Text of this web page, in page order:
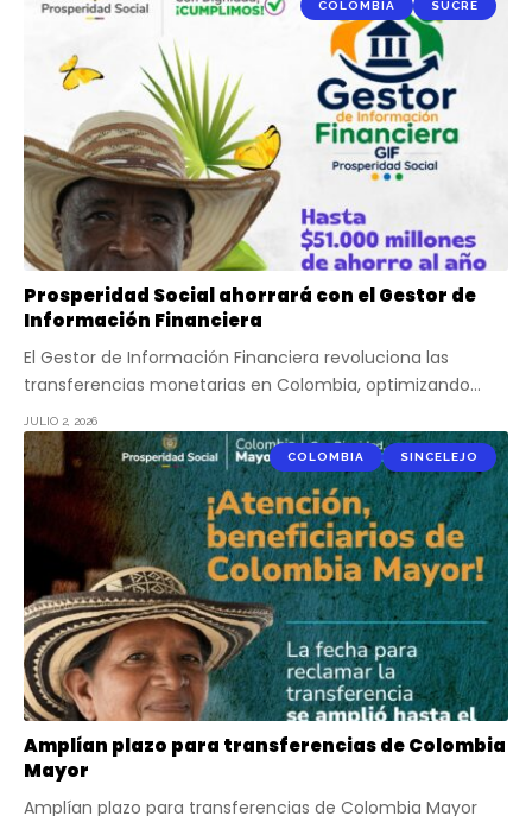
COLOMBIA SUCRE
Prosperidad Social ahorrará con el Gestor de
Información Financiera
El Gestor de Información Financiera revoluciona las
transferencias monetarias en Colombia, optimizando…
JULIO 2, 2026
COLOMBIA SINCELEJO
Amplían plazo para transferencias de Colombia
Mayor
Amplían plazo para transferencias de Colombia Mayor